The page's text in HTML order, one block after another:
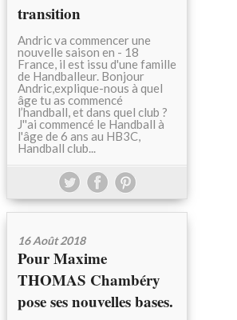
transition
Andric va commencer une
nouvelle saison en - 18
France, il est issu d'une famille
de Handballeur. Bonjour
Andric,explique-nous à quel
âge tu as commencé
l’handball, et dans quel club ?
J''ai commencé le Handball à
l'âge de 6 ans au HB3C,
Handball club...
16 Août 2018
Pour Maxime
THOMAS Chambéry
pose ses nouvelles bases.